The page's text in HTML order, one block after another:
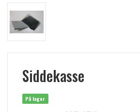
Siddekasse
På lager